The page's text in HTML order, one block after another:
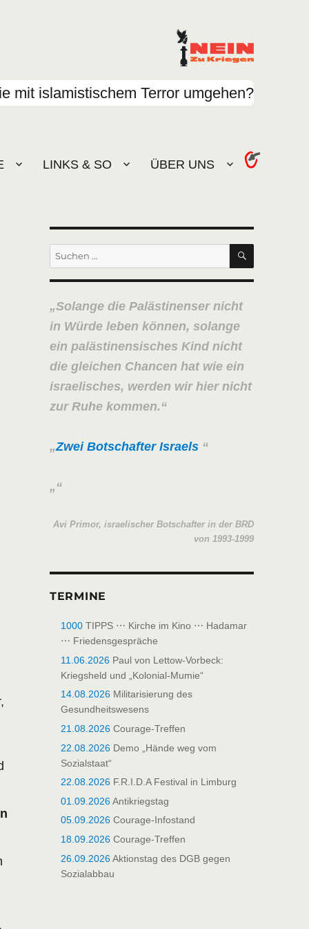
mit islamistischem Terror umgehen?
LINKS & SO ÜBER UNS
Suchen
SUCHEN
Solange die Palästinenser nicht
in Würde leben können, solange
ein palästinensisches Kind nicht
die gleichen Chancen hat wie ein
israelisches, werden wir hier nicht
zur Ruhe kommen.
Zwei Botschafter Israels
Avi Primor, israelischer Botschafter in der BRD
von 1993-1999
TERMINE
1000TIPPS ⋯ Kirche im Kino ⋯ Hadamar
⋯ Friedensgespräche
11.06.2026Paul von Lettow-Vorbeck:
Kriegsheld und „Kolonial-Mumie“
14.08.2026Militarisierung des
Gesundheitswesens
21.08.2026Courage-Treffen
22.08.2026Demo „Hände weg vom
Sozialstaat“
22.08.2026F.R.I.D.A Festival in Limburg
01.09.2026Antikriegstag
05.09.2026Courage-Infostand
18.09.2026Courage-Treffen
26.09.2026Aktionstag des DGB gegen
Sozialabbau